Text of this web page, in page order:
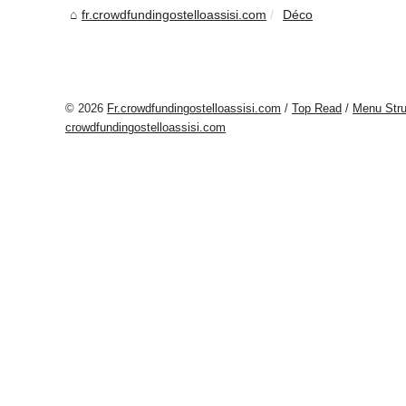
fr.crowdfundingostelloassisi.com Déco
© 2026 Fr.crowdfundingostelloassisi.com / Top Read / Menu
crowdfundingostelloassisi.com